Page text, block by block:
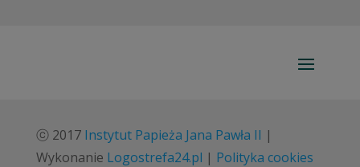
ⓒ 2017 Instytut Papieża Jana Pawła II |
Wykonanie Logostrefa24.pl | Polityka cookies